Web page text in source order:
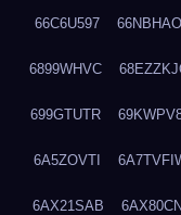
66C6U597
6899WHVC
699GTUTR
6A5ZOVTI
6AX21SAB